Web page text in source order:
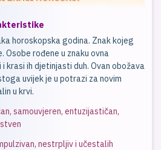
horoskopska godina. Znak kojeg
rođene u znaku ovna
krasi ih djetinjasti duh. Ovan obožava
uvijek je u potrazi za novim
u krvi.
samouvjeren, entuzijastičan,
nestrpljiv i učestalih